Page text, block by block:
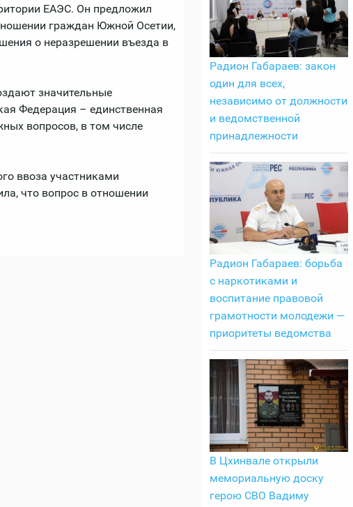
ЕАЭС. Он предложил
граждан Южной Осетии,
о неразрешении въезда в
значительные
Федерация – единственная
вопросов, в том числе
ввоза участниками
что вопрос в отношении
Радион Габараев: закон
один для всех,
независимо от должности
и ведомственной
принадлежности
Радион Габараев: борьба
с наркотиками и
воспитание правовой
грамотности молодежи —
приоритеты ведомства
В Цхинвале открыли
мемориальную доску
герою СВО Вадиму